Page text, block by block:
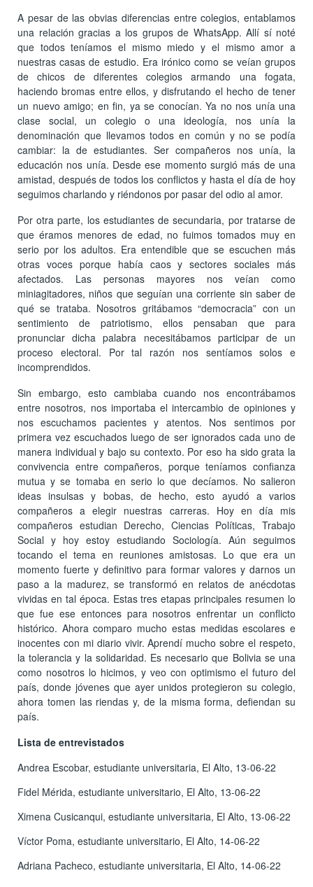
A pesar de las obvias diferencias entre colegios, entablamos
una relación gracias a los grupos de WhatsApp. Allí sí noté
que todos teníamos el mismo miedo y el mismo amor a
nuestras casas de estudio. Era irónico como se veían grupos
de chicos de diferentes colegios armando una fogata,
haciendo bromas entre ellos, y disfrutando el hecho de tener
un nuevo amigo; en fin, ya se conocían. Ya no nos unía una
clase social, un colegio o una ideología, nos unía la
denominación que llevamos todos en común y no se podía
cambiar: la de estudiantes. Ser compañeros nos unía, la
educación nos unía. Desde ese momento surgió más de una
amistad, después de todos los conflictos y hasta el día de hoy
seguimos charlando y riéndonos por pasar del odio al amor.
Por otra parte, los estudiantes de secundaria, por tratarse de
que éramos menores de edad, no fuimos tomados muy en
serio por los adultos. Era entendible que se escuchen más
otras voces porque había caos y sectores sociales más
afectados. Las personas mayores nos veían como
miniagitadores, niños que seguían una corriente sin saber de
qué se trataba. Nosotros gritábamos “democracia” con un
sentimiento de patriotismo, ellos pensaban que para
pronunciar dicha palabra necesitábamos participar de un
proceso electoral. Por tal razón nos sentíamos solos e
incomprendidos.
Sin embargo, esto cambiaba cuando nos encontrábamos
entre nosotros, nos importaba el intercambio de opiniones y
nos escuchamos pacientes y atentos. Nos sentimos por
primera vez escuchados luego de ser ignorados cada uno de
manera individual y bajo su contexto. Por eso ha sido grata la
convivencia entre compañeros, porque teníamos confianza
mutua y se tomaba en serio lo que decíamos. No salieron
ideas insulsas y bobas, de hecho, esto ayudó a varios
compañeros a elegir nuestras carreras. Hoy en día mis
compañeros estudian Derecho, Ciencias Políticas, Trabajo
Social y hoy estoy estudiando Sociología. Aún seguimos
tocando el tema en reuniones amistosas. Lo que era un
momento fuerte y definitivo para formar valores y darnos un
paso a la madurez, se transformó en relatos de anécdotas
vividas en tal época. Estas tres etapas principales resumen lo
que fue ese entonces para nosotros enfrentar un conflicto
histórico. Ahora comparo mucho estas medidas escolares e
inocentes con mi diario vivir. Aprendí mucho sobre el respeto,
la tolerancia y la solidaridad. Es necesario que Bolivia se una
como nosotros lo hicimos, y veo con optimismo el futuro del
país, donde jóvenes que ayer unidos protegieron su colegio,
ahora tomen las riendas y, de la misma forma, defiendan su
país.
Lista de entrevistados
Andrea Escobar, estudiante universitaria, El Alto, 13-06-22
Fidel Mérida, estudiante universitario, El Alto, 13-06-22
Ximena Cusicanqui, estudiante universitaria, El Alto, 13-06-22
Víctor Poma, estudiante universitario, El Alto, 14-06-22
Adriana Pacheco, estudiante universitaria, El Alto, 14-06-22